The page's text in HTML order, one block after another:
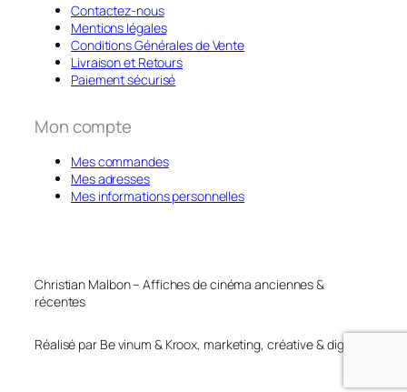
Contactez-nous
Mentions légales
Conditions Générales de Vente
Livraison et Retours
Paiement sécurisé
Mon compte
Mes commandes
Mes adresses
Mes informations personnelles
Christian Malbon – Affiches de cinéma anciennes &
récentes
Réalisé par Be vinum & Kroox, marketing, créative & digital